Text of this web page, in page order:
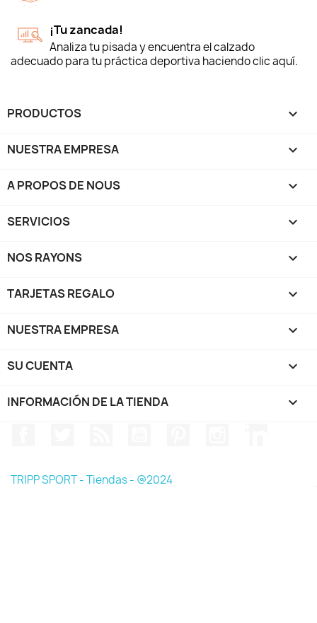
¡Tu zancada!
Analiza tu pisada y encuentra el calzado
adecuado para tu práctica deportiva haciendo clic aquí.
PRODUCTOS 
NUESTRA EMPRESA 
A PROPOS DE NOUS 
SERVICIOS 
NOS RAYONS 
TARJETAS REGALO 
NUESTRA EMPRESA 
SU CUENTA 
INFORMACIÓN DE LA TIENDA keyboard_arrow_down
TRIPP SPORT - Tiendas - @2024